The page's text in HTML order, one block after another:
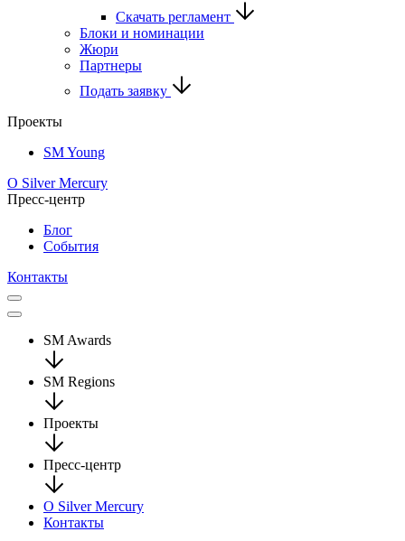
Скачать регламент
Блоки и номинации
Жюри
Партнеры
Подать заявку
Проекты
SM Young
О Silver Mercury
Пресс-центр
Блог
События
Контакты
SM Awards
SM Regions
Проекты
Пресс-центр
О Silver Mercury
Контакты